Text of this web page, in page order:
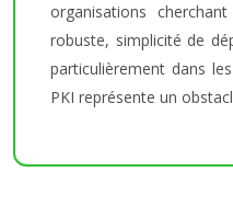
organisations
robuste, simplicité de
particulièrement dans
PKI représente un